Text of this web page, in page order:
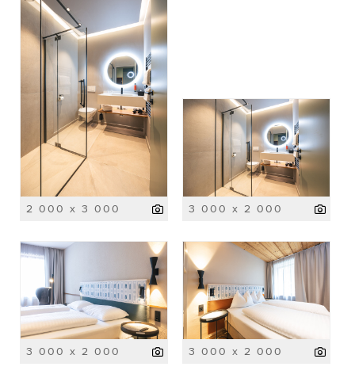
2 000 x 3 000 3 000 x 2 000
3 000 x 2 000 3 000 x 2 000